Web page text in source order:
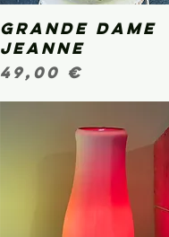
Aperçu rapide
Grande dame
jeanne
Prix
49,00 €